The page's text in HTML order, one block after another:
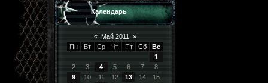
Календарь
« Май 2011
»
Пн
Вт Ср Чт Пт Сб
Вс
1
2
3 4 5 6 7
8
9
10 11 12 13 14
15